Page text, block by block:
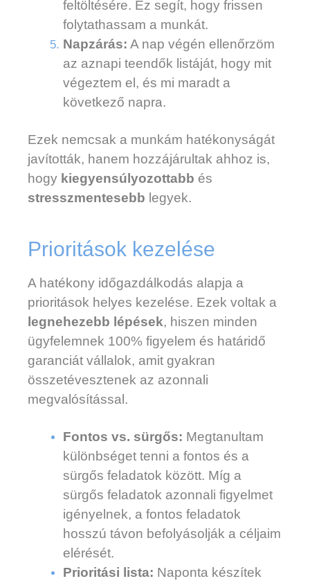
feltöltésére. Ez segít, hogy frissen
folytathassam a munkát.
Napzárás: A nap végén ellenőrzöm
az aznapi teendők listáját, hogy mit
végeztem el, és mi maradt a
következő napra.
Ezek nemcsak a munkám hatékonyságát
javították, hanem hozzájárultak ahhoz is,
hogy kiegyensúlyozottabb és
stresszmentesebb legyek.
Prioritások kezelése
A hatékony időgazdálkodás alapja a
prioritások helyes kezelése. Ezek voltak a
legnehezebb lépések, hiszen minden
ügyfelemnek 100% figyelem és határidő
garanciát vállalok, amit gyakran
összetévesztenek az azonnali
megvalósítással.
Fontos vs. sürgős: Megtanultam
különbséget tenni a fontos és a
sürgős feladatok között. Míg a
sürgős feladatok azonnali figyelmet
igényelnek, a fontos feladatok
hosszú távon befolyásolják a céljaim
elérését.
Prioritási lista: Naponta készítek